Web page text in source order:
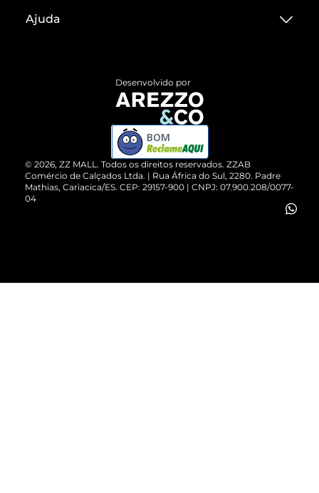
Termos de Uso
ZZ MALL é confiável
Cartão Presente
Vendas Corporativas
Ajuda
Devolução do Produto
Compre pelo WhatsApp
© 2026, ZZ MALL. Todos os direitos reservados. ZZAB
Comércio de Calçados Ltda. | Rua África do Sul, 2280. Padre
Mathias, Cariacica/ES. CEP: 29157-900 | CNPJ: 07.900.208/0077-
04
Desenvolvido por
BOM